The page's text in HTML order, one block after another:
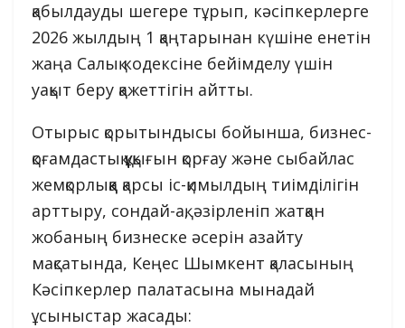
қабылдауды шегере тұрып, кәсіпкерлерге
2026 жылдың 1 қаңтарынан күшіне енетін
жаңа Салық кодексіне бейімделу үшін
уақыт беру қажеттігін айтты.
Отырыс қорытындысы бойынша, бизнес-
қоғамдастық құқығын қорғау және сыбайлас
жемқорлыққа қарсы іс-қимылдың тиімділігін
арттыру, сондай-ақ, әзірленіп жатқан
жобаның бизнеске әсерін азайту
мақсатында, Кеңес Шымкент қаласының
Кәсіпкерлер палатасына мынадай
ұсыныстар жасады: